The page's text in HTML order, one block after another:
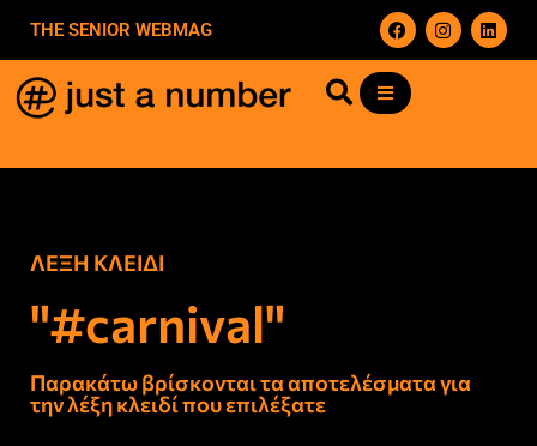
THE SENIOR WEBMAG
ΛΕΞΗ ΚΛΕΙΔΙ
"#carnival"
Παρακάτω βρίσκονται τα αποτελέσματα για
την λέξη κλειδί που επιλέξατε